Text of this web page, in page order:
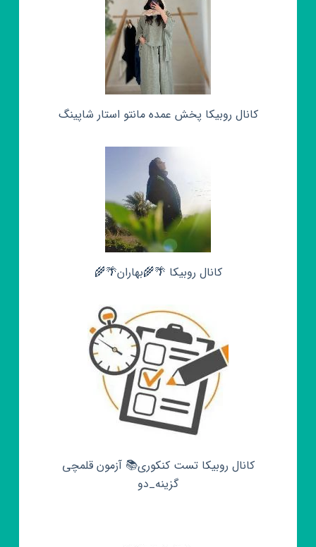
کانال روبیکا پخش عمده مانتو استار شاپینگ
کانال روبیکا 🌴🌾بهاران🌴🌾
کانال روبیکا تست کنکوری📚 آزمون قلمچی‌‌
گزینه_دو